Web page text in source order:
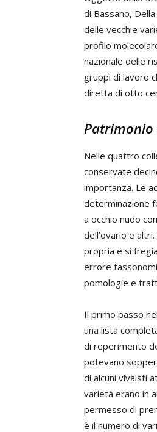
di Bassano,
delle vecchie
profilo
nazionale delle
gruppi di lavoro
diretta di otto
Nelle quattro
conservate
importanza. Le
determinazione
a occhio nudo
dell’ovario e
propria e si
errore
pomologie e
Il primo passo
una lista
di reperimento
potevano
di alcuni vivaisti
varietà erano in
permesso di
è il numero di